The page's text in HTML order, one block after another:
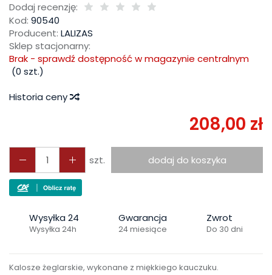
Dodaj recenzję:
Kod: 90540
Producent: LALIZAS
Sklep stacjonarny:
Brak - sprawdź dostępność w magazynie centralnym
(0 szt.)
Historia ceny
208,00 zł
szt. dodaj do koszyka
Wysyłka 24
Wysyłka 24h
Gwarancja
24 miesiące
Zwrot
Do 30 dni
Kalosze żeglarskie, wykonane z miękkiego kauczuku.